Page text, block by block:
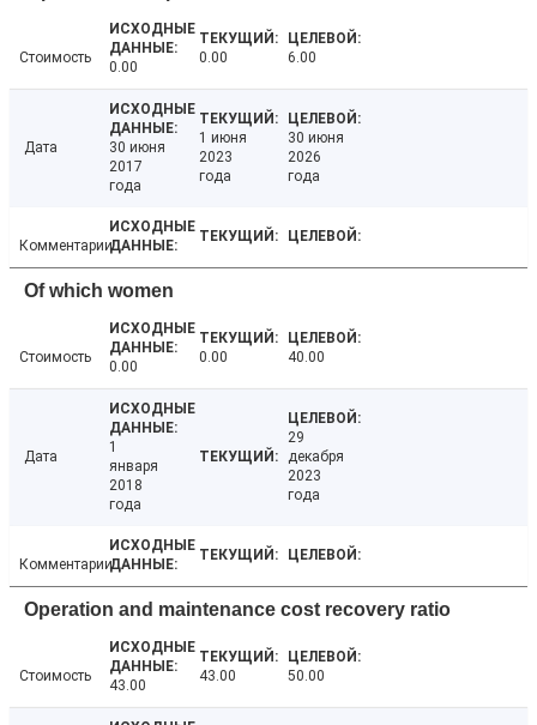
Стоимость
0.00
0.00 6.00
Дата
30 июня
2017
года
1 июня
2023
года
30 июня
2026
года
Комментарии
Of which women
Стоимость
0.00
0.00 40.00
Дата
1
января
2018
года
29
декабря
2023
года
Комментарии
Operation and maintenance cost recovery ratio
Стоимость
43.00
43.00 50.00